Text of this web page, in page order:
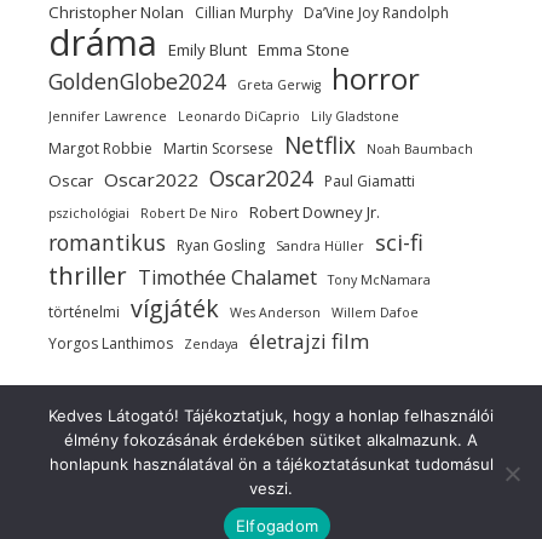
Christopher Nolan Cillian Murphy Da’Vine Joy Randolph
dráma Emily Blunt Emma Stone
GoldenGlobe2024 Greta Gerwig horror
Jennifer Lawrence Leonardo DiCaprio Lily Gladstone
Margot Robbie Martin Scorsese Netflix Noah Baumbach
Oscar Oscar2022 Oscar2024 Paul Giamatti
pszichológiai Robert De Niro Robert Downey Jr.
romantikus Ryan Gosling Sandra Hüller sci-fi
thriller Timothée Chalamet Tony McNamara
történelmi vígjáték Wes Anderson Willem Dafoe
Yorgos Lanthimos Zendaya életrajzi film
Copyright 2021-2025 ©
Szerkesztőség
készítette: WP Royal
Kedves Látogató! Tájékoztatjuk, hogy a honlap felhasználói
élmény fokozásának érdekében sütiket alkalmazunk. A
honlapunk használatával ön a tájékoztatásunkat tudomásul
veszi.
Elfogadom